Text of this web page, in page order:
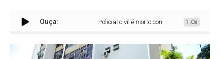
Ouça: Policial civil é morto com tiro na cabeça na
1.0x